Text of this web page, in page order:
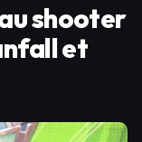
shooter
et